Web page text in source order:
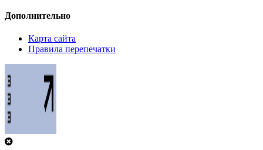
Дополнительно
Карта сайта
Правила перепечатки